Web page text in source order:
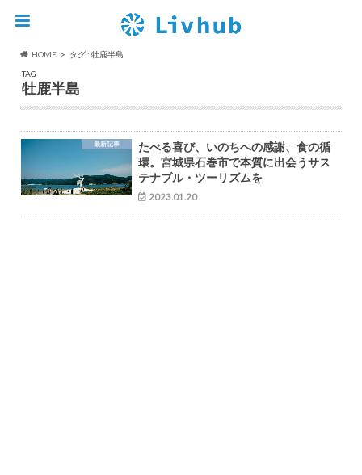
HOME
タグ : 牡鹿半島
TAG
牡鹿半島
最新記事
たべる喜び、いのちへの感謝、食の循
環。宮城県石巻市で本質に出会うサス
テナブル・ツーリズムを
2023.01.20